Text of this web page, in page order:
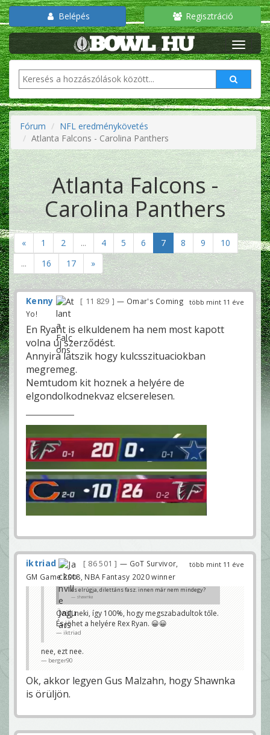
Belépés Regisztráció
Fórum
NFL eredménykövetés
Atlanta Falcons - Carolina Panthers
Atlanta Falcons -
Carolina Panthers
« 1 2 ... 4 5 6 7 8 9
10
...
16 17 »
több mint 11 éve
Kenny 11 829
— Omar's Coming
Yo!
En Ryant is elkuldenem ha nem most kapott
volna új szerződést.
Annyira latszik hogy kulcsszituaciokban
megremeg.
Nemtudom kit hoznek a helyére de
elgondolkodnekvaz elcserelesen.
több mint 11 éve
iktriad 86 501
— GoT Survivor,
GM Game 2018, NBA Fantasy 2020 winner
és elrúgja, dilettáns fasz. innen már nem mindegy?
shawnka
Örülj neki, így 100%, hogy megszabadultok tőle.
És jöhet a helyére Rex Ryan. 😀😀
iktriad
nee, ezt nee.
berger90
Ok, akkor legyen Gus Malzahn, hogy Shawnka
is örüljön.